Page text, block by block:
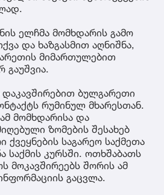
ელჩმა მომხდარის გამო
და ხაზგასმით აღნიშნა,
მიმართულებით
გაუშვია.
ბულგარეთი
რუმინულ მხარესთან.
მომხდარისა და
ზომების შესახებ
ქვეყნების საგარეო საქმეთა
საქმის კურსში. ოთხშაბათს
მოკავშირეებს შორის ამ
გაცვლა.